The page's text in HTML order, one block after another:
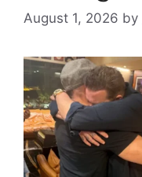
August 1, 2026 by